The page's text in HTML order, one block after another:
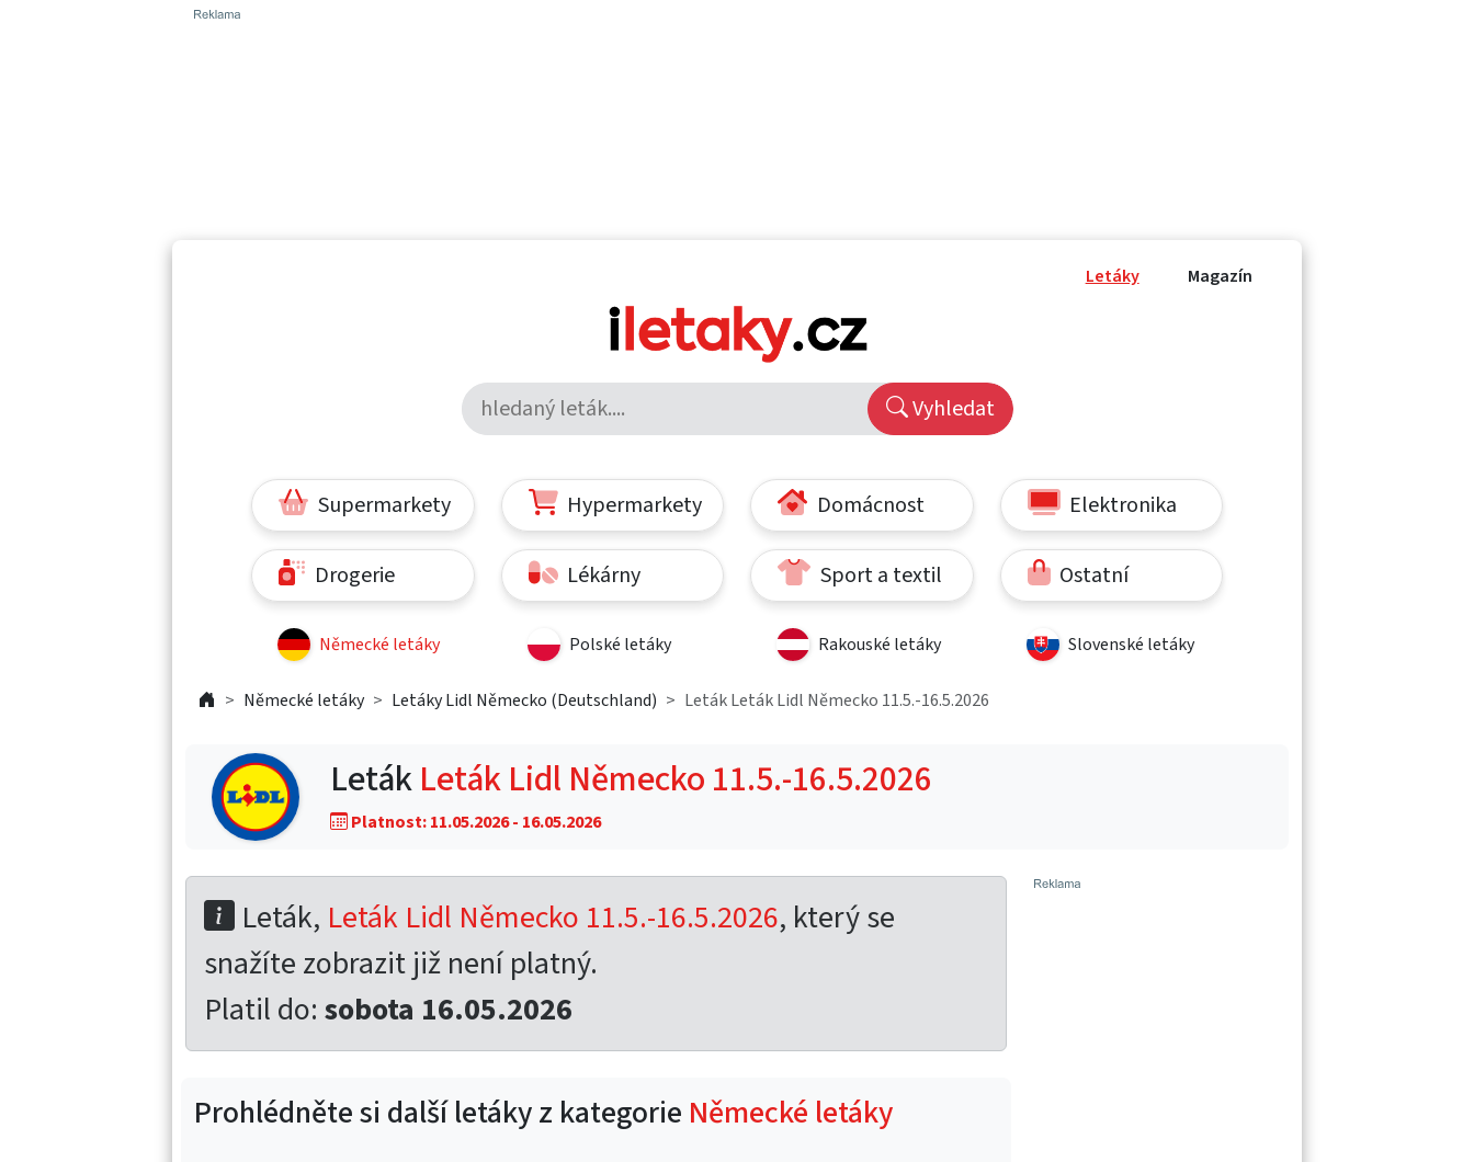
Letáky Magazín
Vyhledat
Supermarkety Hypermarkety Domácnost Elektronika
Drogerie Lékárny Sport a textil Ostatní
Německé letáky Polské letáky Rakouské letáky Slovenské letáky
Německé letáky Letáky Lidl Německo (Deutschland) Leták Leták Lidl Německo 11.5.-16.5.2026
LetákLeták Lidl Německo 11.5.-16.5.2026
Platnost: 11.05.2026 - 16.05.2026
Leták, Leták Lidl Německo 11.5.-16.5.2026, který se
snažíte zobrazit již není platný.
Platil do: sobota 16.05.2026
Prohlédněte si další letáky z kategorie Německé letáky